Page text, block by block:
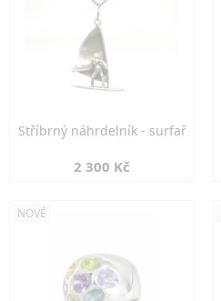
Stříbrný náhrdelník - surfař
2 300 Kč
NOVÉ